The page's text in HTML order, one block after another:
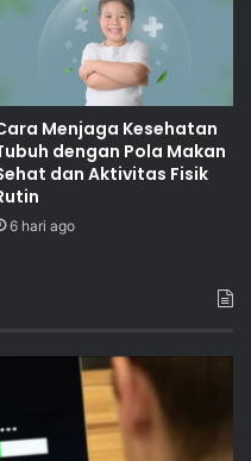
Menjaga Kesehatan
dengan Pola Makan
dan Aktivitas Fisik
6 hari ago